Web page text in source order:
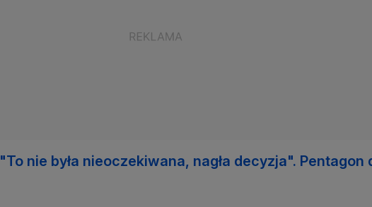
"To nie była nieoczekiwana, nagła decyzja". Pentagon